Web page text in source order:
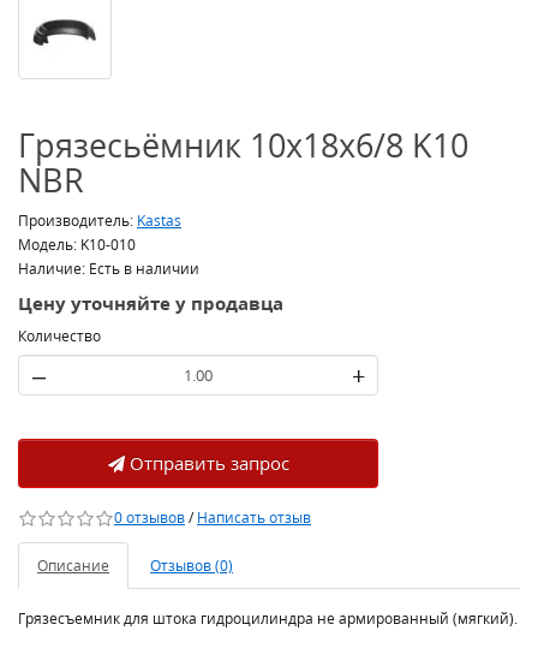
Грязесьёмник 10x18x6/8 K10
NBR
Производитель: Kastas
Модель: K10-010
Наличие: Есть в наличии
Цену уточняйте у продавца
Количество
– +
Отправить запрос
0 отзывов/Написать отзыв
Описание Отзывов (0)
Грязесъемник для штока гидроцилиндра не армированный (мягкий).